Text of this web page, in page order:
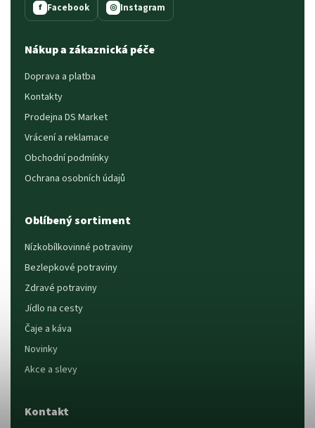
f Facebook ◎ Instagram
Nákup a zákaznická péče
Doprava a platba
Kontakty
Prodejna DS Market
Vrácení a reklamace
Obchodní podmínky
Ochrana osobních údajů
Oblíbený sortiment
Nízkobílkovinné potraviny
Bezlepkové potraviny
Zdravé potraviny
Jídlo na cesty
Čaje a káva
Novinky
Akce a slevy
Kontakt